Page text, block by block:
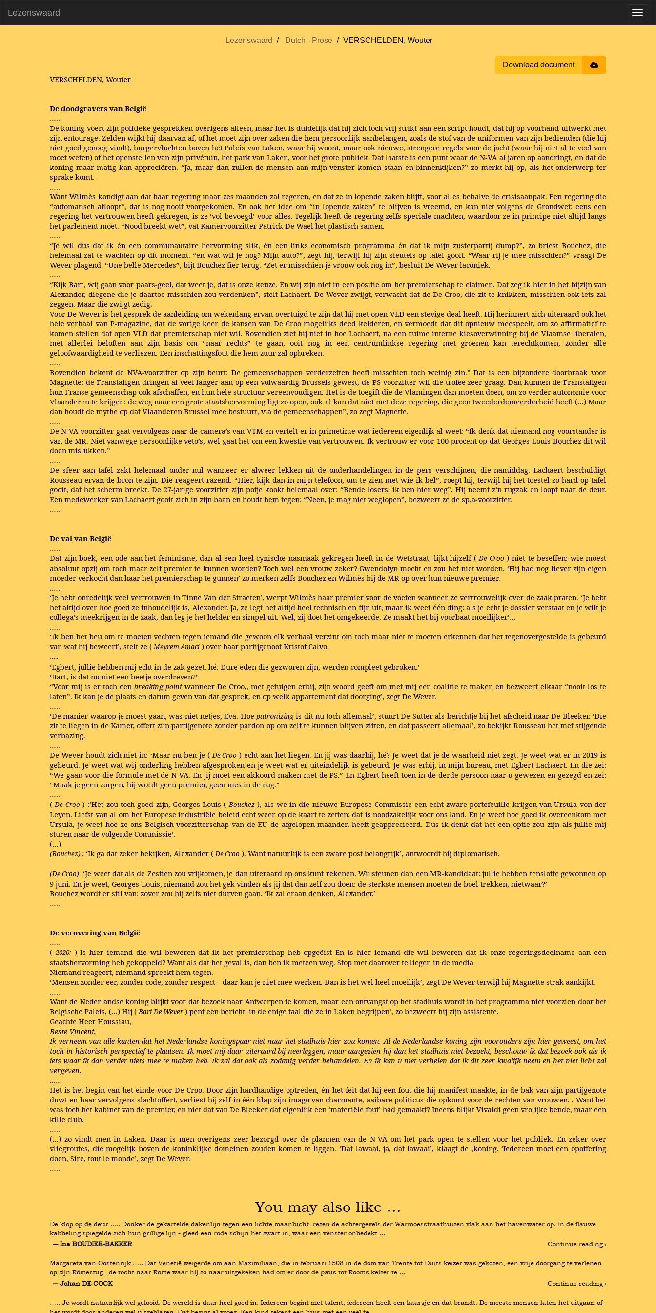
Lezenswaard
Lezenswaard Dutch - Prose VERSCHELDEN, Wouter
Download document
VERSCHELDEN, Wouter
De doodgravers van België
…..
De koning voert zijn politieke gesprekken overigens alleen, maar het is duidelijk dat hij zich toch vrij strikt aan een script houdt, dat hij op voorhand uitwerkt met
zijn entourage. Zelden wijkt hij daarvan af, of het moet zijn over zaken die hem persoonlijk aanbelangen, zoals de stof van de uniformen van zijn bedienden (die hij
niet goed genoeg vindt), burgervluchten boven het Paleis van Laken, waar hij woont, maar ook nieuwe, strengere regels voor de jacht (waar hij niet al te veel van
moet weten) of het openstellen van zijn privétuin, het park van Laken, voor het grote publiek. Dat laatste is een punt waar de N-VA al jaren op aandringt, en dat de
koning maar matig kan appreciëren. “Ja, maar dan zullen de mensen aan mijn venster komen staan en binnenkijken?” zo merkt hij op, als het onderwerp ter
sprake komt.
…..
Want Wilmès kondigt aan dat haar regering maar zes maanden zal regeren, en dat ze in lopende zaken blijft, voor alles behalve de crisisaanpak. Een regering die
“automatisch afloopt”, dat is nog nooit voorgekomen. En ook het idee om “in lopende zaken” te blijven is vreemd, en kan niet volgens de Grondwet: eens een
regering het vertrouwen heeft gekregen, is ze ‘vol bevoegd’ voor alles. Tegelijk heeft de regering zelfs speciale machten, waardoor ze in principe niet altijd langs
het parlement moet. “Nood breekt wet”, vat Kamervoorzitter Patrick De Wael het plastisch samen.
…..
“Je wil dus dat ik én een communautaire hervorming slik, én een links economisch programma én dat ik mijn zusterpartij dump?”, zo briest Bouchez, die
helemaal zat te wachten op dit moment. “en wat wil je nog? Mijn auto?”, zegt hij, terwijl hij zijn sleutels op tafel gooit. “Waar rij je mee misschien?” vraagt De
Wever plagend. “Une belle Mercedes”, bijt Bouchez fier terug. “Zet er misschien je vrouw ook nog in”, besluit De Wever laconiek.
…..
“Kijk Bart, wij gaan voor paars-geel, dat weet je, dat is onze keuze. En wij zijn niet in een positie om het premierschap te claimen. Dat zeg ik hier in het bijzijn van
Alexander, diegene die je daartoe misschien zou verdenken”, stelt Lachaert. De Wever zwijgt, verwacht dat de De Croo, die zit te knikken, misschien ook iets zal
zeggen. Maar die zwijgt zedig.
Voor De Wever is het gesprek de aanleiding om wekenlang ervan overtuigd te zijn dat hij met open VLD een stevige deal heeft. Hij herinnert zich uiteraard ook het
hele verhaal van P-magazine, dat de vorige keer de kansen van De Croo mogelijks deed kelderen, en vermoedt dat dit opnieuw meespeelt, om zo affirmatief te
komen stellen dat open VLD dat premierschap niet wil. Bovendien ziet hij niet in hoe Lachaert, na een ruime interne kiesoverwinning bij de Vlaamse liberalen,
met allerlei beloften aan zijn basis om “naar rechts” te gaan, ooit nog in een centrumlinkse regering met groenen kan terechtkomen, zonder alle
geloofwaardigheid te verliezen. Een inschattingsfout die hem zuur zal opbreken.
…..
Bovendien bekent de NVA-voorzitter op zijn beurt: De gemeenschappen verderzetten heeft misschien toch weinig zin.” Dat is een bijzondere doorbraak voor
Magnette: de Franstaligen dringen al veel langer aan op een volwaardig Brussels gewest, de PS-voorzitter wil die trofee zeer graag. Dan kunnen de Franstaligen
hun Franse gemeenschap ook afschaffen, en hun hele structuur vereenvoudigen. Het is de toegift die de Vlamingen dan moeten doen, om zo verder autonomie voor
Vlaanderen te krijgen: de weg naar een grote staatshervorming ligt zo open, ook al kan dat niet met deze regering, die geen tweederdemeerderheid heeft.(…) Maar
dan houdt de mythe op dat Vlaanderen Brussel mee bestuurt, via de gemeenschappen”, zo zegt Magnette.
…..
De N-VA-voorzitter gaat vervolgens naar de camera’s van VTM en vertelt er in primetime wat iedereen eigenlijk al weet: “Ik denk dat niemand nog voorstander is
van de MR. Niet vanwege persoonlijke veto’s, wel gaat het om een kwestie van vertrouwen. Ik vertrouw er voor 100 procent op dat Georges-Louis Bouchez dit wil
doen mislukken.”
…..
De sfeer aan tafel zakt helemaal onder nul wanneer er alweer lekken uit de onderhandelingen in de pers verschijnen, die namiddag. Lachaert beschuldigt
Rousseau ervan de bron te zijn. Die reageert razend. “Hier, kijk dan in mijn telefoon, om te zien met wie ik bel”, roept hij, terwijl hij het toestel zo hard op tafel
gooit, dat het scherm breekt. De 27-jarige voorzitter zijn potje kookt helemaal over: “Bende losers, ik ben hier weg”. Hij neemt z’n rugzak en loopt naar de deur.
Een medewerker van Lachaert gooit zich in zijn baan en houdt hem tegen: “Neen, je mag niet weglopen”, bezweert ze de sp.a-voorzitter.
…..
De val van België
…..
Dat zijn boek, een ode aan het feminisme, dan al een heel cynische nasmaak gekregen heeft in de Wetstraat, lijkt hijzelf ( De Croo ) niet te beseffen: wie moest
absoluut opzij om toch maar zelf premier te kunnen worden? Toch wel een vrouw zeker? Gwendolyn mocht en zou het niet worden. ‘Hij had nog liever zijn eigen
moeder verkocht dan haar het premierschap te gunnen’ zo merken zelfs Bouchez en Wilmès bij de MR op over hun nieuwe premier.
.…..
‘Je hebt onredelijk veel vertrouwen in Tinne Van der Straeten’, werpt Wilmès haar premier voor de voeten wanneer ze vertrouwelijk over de zaak praten. ‘Je hebt
het altijd over hoe goed ze inhoudelijk is, Alexander. Ja, ze legt het altijd heel technisch en fijn uit, maar ik weet één ding: als je echt je dossier verstaat en je wilt je
collega’s meekrijgen in de zaak, dan leg je het helder en simpel uit. Wel, zij doet het omgekeerde. Ze maakt het bij voorbaat moeilijker’…
…..
‘Ik ben het beu om te moeten vechten tegen iemand die gewoon elk verhaal verzint om toch maar niet te moeten erkennen dat het tegenovergestelde is gebeurd
van wat hij beweert’, stelt ze ( Meyrem Amaci ) over haar partijgenoot Kristof Calvo.
…..
‘Egbert, jullie hebben mij echt in de zak gezet, hé. Dure eden die gezworen zijn, werden compleet gebroken.’
‘Bart, is dat nu niet een beetje overdreven?’
“Voor mij is er toch een breaking point wanneer De Croo,, met getuigen erbij, zijn woord geeft om met mij een coalitie te maken en bezweert elkaar “nooit los te
laten”. Ik kan je de plaats en datum geven van dat gesprek, en op welk appartement dat doorging’, zegt De Wever.
…..
‘De manier waarop je moest gaan, was niet netjes, Eva. Hoe patronizing is dit nu toch allemaal’, stuurt De Sutter als berichtje bij het afscheid naar De Bleeker. ‘Die
zit te liegen in de Kamer, offert zijn partijgenote zonder pardon op om zelf te kunnen blijven zitten, en dat passeert allemaal’, zo bekijkt Rousseau het met stijgende
verbazing.
…..
De Wever houdt zich niet in: ‘Maar nu ben je ( De Croo ) echt aan het liegen. En jij was daarbij, hé? Je weet dat je de waarheid niet zegt. Je weet wat er in 2019 is
gebeurd. Je weet wat wij onderling hebben afgesproken en je weet wat er uiteindelijk is gebeurd. Je was erbij, in mijn bureau, met Egbert Lachaert. En die zei:
“We gaan voor die formule met de N-VA. En jij moet een akkoord maken met de PS.” En Egbert heeft toen in de derde persoon naar u gewezen en gezegd en zei:
“Maak je geen zorgen, hij wordt geen premier, geen mes in de rug.”
…..
( De Croo ) :‘Het zou toch goed zijn, Georges-Louis ( Bouchez ), als we in die nieuwe Europese Commissie een echt zware portefeuille krijgen van Ursula von der
Leyen. Liefst van al om het Europese industriële beleid echt weer op de kaart te zetten: dat is noodzakelijk voor ons land. En je weet hoe goed ik overeenkom met
Ursula, je weet hoe ze ons Belgisch voorzitterschap van de EU de afgelopen maanden heeft geapprecieerd. Dus ik denk dat het een optie zou zijn als jullie mij
sturen naar de volgende Commissie’.
(…)
(Bouchez) : ‘Ik ga dat zeker bekijken, Alexander ( De Croo ). Want natuurlijk is een zware post belangrijk’, antwoordt hij diplomatisch.
(De Croo) :‘Je weet dat als de Zestien zou vrijkomen, je dan uiteraard op ons kunt rekenen. Wij steunen dan een MR-kandidaat: jullie hebben tenslotte gewonnen op
9 juni. En je weet, Georges-Louis, niemand zou het gek vinden als jij dat dan zelf zou doen: de sterkste mensen moeten de boel trekken, nietwaar?’
Bouchez wordt er stil van: zover zou hij zelfs niet durven gaan. ‘Ik zal eraan denken, Alexander.’
…..
De verovering van België
…..
( 2020: ) Is hier iemand die wil beweren dat ik het premierschap heb opgeëist En is hier iemand die wil beweren dat ik onze regeringsdeelname aan een
staatshervorming heb gekoppeld? Want als dat het geval is, dan ben ik meteen weg. Stop met daarover te liegen in de media
Niemand reageert, niemand spreekt hem tegen.
‘Mensen zonder eer, zonder code, zonder respect – daar kan je niet mee werken. Dan is het wel heel moeilijk’, zegt De Wever terwijl hij Magnette strak aankijkt.
…..
Want de Nederlandse koning blijkt voor dat bezoek naar Antwerpen te komen, maar een ontvangst op het stadhuis wordt in het programma niet voorzien door het
Belgische Paleis, (…) Hij ( Bart De Wever ) pent een bericht, in de enige taal die ze in Laken begrijpen’, zo bezweert hij zijn assistente.
Geachte Heer Houssiau,
Beste Vincent,
Ik verneem van alle kanten dat het Nederlandse koningspaar niet naar het stadhuis hier zou komen. Al de Nederlandse koning zijn voorouders zijn hier geweest, om het
toch in historisch perspectief te plaatsen. Ik moet mij daar uiteraard bij neerleggen, maar aangezien hij dan het stadhuis niet bezoekt, beschouw ik dat bezoek ook als ik
iets waar ik dan verder niets mee te maken heb. Ik zal dat ook als zodanig verder behandelen. En ik kan u niet verhelen dat ik dit zeer kwalijk neem en het niet licht zal
vergeven.
…..
Het is het begin van het einde voor De Croo. Door zijn hardhandige optreden, én het feit dat hij een fout die hij manifest maakte, in de bak van zijn partijgenote
duwt en haar vervolgens slachtoffert, verliest hij zelf in één klap zijn imago van charmante, aaibare politicus die opkomt voor de rechten van vrouwen. . Want het
was toch het kabinet van de premier, en niet dat van De Bleeker dat eigenlijk een ‘materiële fout’ had gemaakt? Ineens blijkt Vivaldi geen vrolijke bende, maar een
kille club.
…..
(…) zo vindt men in Laken. Daar is men overigens zeer bezorgd over de plannen van de N-VA om het park open te stellen voor het publiek. En zeker over
vliegroutes, die mogelijk boven de koninklijke domeinen zouden komen te liggen. ‘Dat lawaai, ja, dat lawaai’, klaagt de ,koning. ‘Iedereen moet een opoffering
doen, Sire, tout le monde’, zegt De Wever.
…..
You may also like …
De klop op de deur ..... Donker de gekartelde dakenlijn tegen een lichte maanlucht, rezen de achtergevels der Warmoesstraathuizen vlak aan het havenwater op. In de flauwe
kabbeling spiegelde zich hun grillige lijn - gleed een rode schijn het zwart in, waar een venster onbedekt …
― Ina BOUDIER-BAKKER
Continue reading ›
Margareta van Oostenrijk ….. Dat Venetië weigerde om aan Maximiliaan, die in februari 1508 in de dom van Trente tot Duits keizer was gekozen, een vrije doorgang te verlenen
op zijn Römerzug , de tocht naar Rome waar hij zo naar uitgekeken had om er door de paus tot Rooms keizer te …
― Johan DE COCK
Continue reading ›
….. Je wordt natuurlijk wel gelooid. De wereld is daar heel goed in. Iedereen begint met talent, iedereen heeft een kaarsje en dat brandt. De meeste mensen laten het uitgaan of